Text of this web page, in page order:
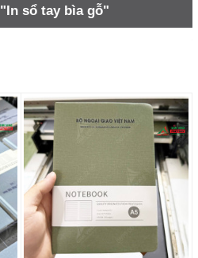
"In sổ tay bìa gỗ"